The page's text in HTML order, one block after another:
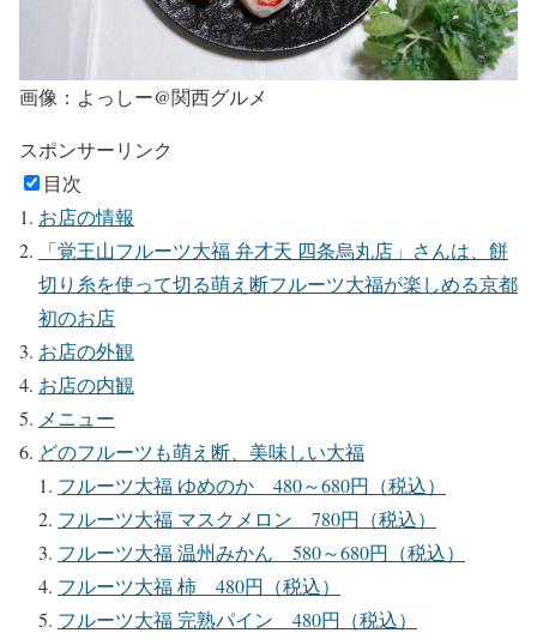
画像：よっしー@関西グルメ
スポンサーリンク
目次
お店の情報
「覚王山フルーツ大福 弁才天 四条烏丸店」さんは、餅
切り糸を使って切る萌え断フルーツ大福が楽しめる京都
初のお店
お店の外観
お店の内観
メニュー
どのフルーツも萌え断、美味しい大福
フルーツ大福 ゆめのか 480～680円（税込）
フルーツ大福 マスクメロン 780円（税込）
フルーツ大福 温州みかん 580～680円（税込）
フルーツ大福 柿 480円（税込）
フルーツ大福 完熟パイン 480円（税込）